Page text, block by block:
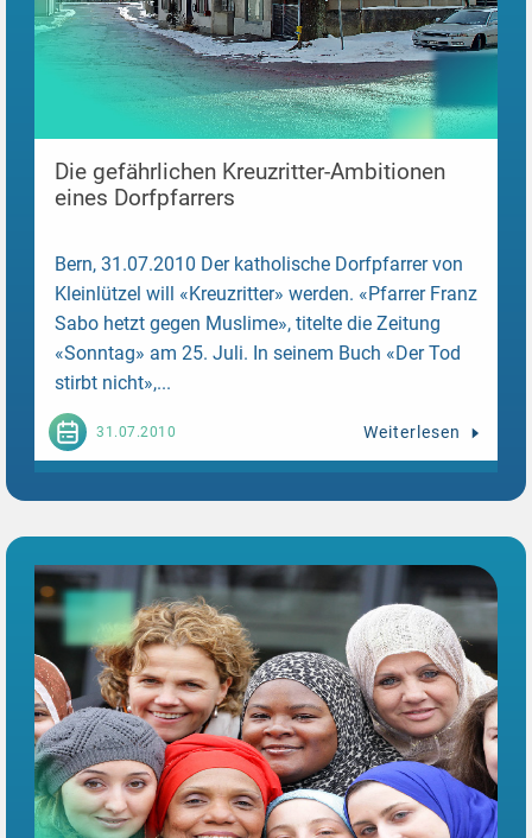
Die gefährlichen Kreuzritter-Ambitionen
eines Dorfpfarrers
Bern, 31.07.2010 Der katholische Dorfpfarrer von
Kleinlützel will «Kreuzritter» werden. «Pfarrer Franz
Sabo hetzt gegen Muslime», titelte die Zeitung
«Sonntag» am 25. Juli. In seinem Buch «Der Tod
stirbt nicht»,...
31.07.2010 Weiterlesen